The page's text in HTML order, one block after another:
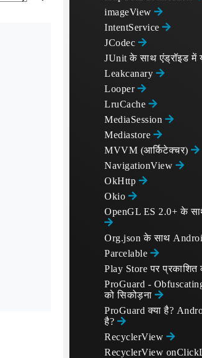
imageView
IntentService
JCodec
JUnit के साथ एंड्रॉइड में
Leakcanary
Looper
LruCache
MediaSession
Mediastore
MVVM (आर्किटेक्चर)
NavigationView
OkHttp
Okio
OpenGL ES 2.0+ के
Org.json के साथ
Parcelable
Play Store पर प्रकाशित
ProGuard -
को सिकोड़ना
ProGuard क्या है?
है?
RecyclerView
RecyclerView